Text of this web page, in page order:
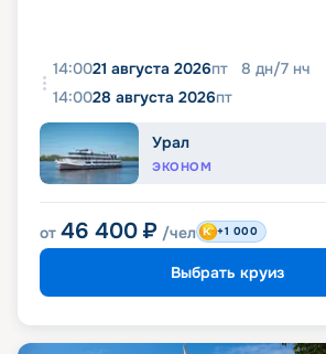
14:0021 августа 2026пт 8 дн/7 нч
14:0028 августа 2026пт
Урал
ЭКОНОМ
от 46 400 ₽ /чел +1 000
Выбрать круиз